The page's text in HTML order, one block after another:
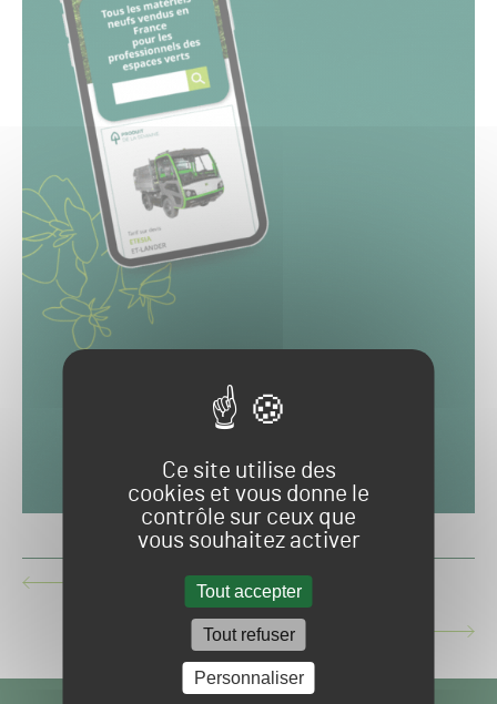
Ce site utilise des
cookies et vous donne le
contrôle sur ceux que
vous souhaitez activer
Tout accepter
Tout refuser
Personnaliser
ARTICLE
BEST-OF 2023 : TOP 5 AUTRES SPORTS
ARTICLE
SUIVANT :
BEST-OF 2023 : TOP 5 TOUS SPORTS